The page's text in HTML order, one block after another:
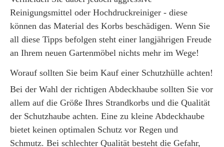
Reinigungsmittel oder Hochdruckreiniger - diese
können das Material des Korbs beschädigen. Wenn Sie
all diese Tipps befolgen steht einer langjährigen Freude
an Ihrem neuen Gartenmöbel nichts mehr im Wege!
Worauf sollten Sie beim Kauf einer Schutzhülle achten!
Bei der Wahl der richtigen Abdeckhaube sollten Sie vor
allem auf die Größe Ihres Strandkorbs und die Qualität
der Schutzhaube achten. Eine zu kleine Abdeckhaube
bietet keinen optimalen Schutz vor Regen und
Schmutz. Bei schlechter Qualität besteht die Gefahr,